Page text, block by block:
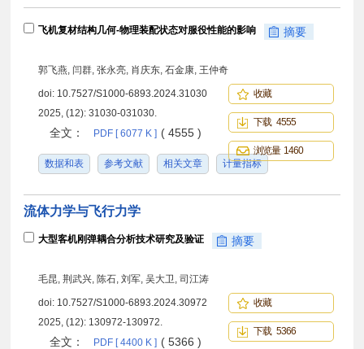
飞机复材结构几何-物理装配状态对服役性能的影响 摘要
郭飞燕, 闫群, 张永亮, 肖庆东, 石金康, 王仲奇
doi: 10.7527/S1000-6893.2024.31030
2025, (12): 31030-031030.
全文： PDF [ 6077 K ] ( 4555 )
数据和表 参考文献 相关文章 计量指标
收藏
下载 4555
浏览量 1460
流体力学与飞行力学
大型客机刚弹耦合分析技术研究及验证 摘要
毛昆, 荆武兴, 陈石, 刘军, 吴大卫, 司江涛
doi: 10.7527/S1000-6893.2024.30972
2025, (12): 130972-130972.
全文： PDF [ 4400 K ] ( 5366 )
收藏
下载 5366